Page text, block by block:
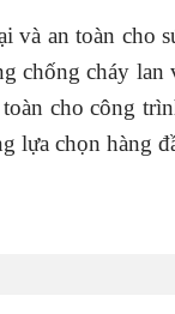
và an toàn cho
chống cháy lan
cho công
lựa chọn hàng